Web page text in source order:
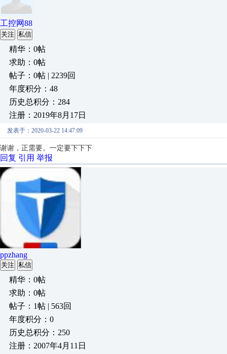
工控网88
关注 私信
精华：0帖
求助：0帖
帖子：0帖 | 2239回
年度积分：48
历史总积分：284
注册：2019年8月17日
发表于：2020-03-22 14:47:09
谢谢，正需要。一定要下下下
回复 引用 举报
ppzhang
关注 私信
精华：0帖
求助：0帖
帖子：1帖 | 563回
年度积分：0
历史总积分：250
注册：2007年4月11日